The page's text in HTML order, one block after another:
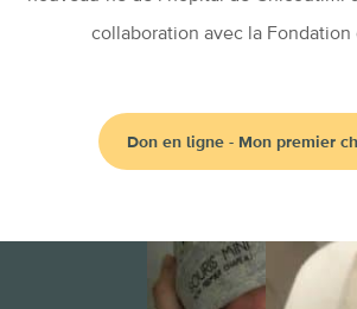
collaboration avec la Fondation
Don en ligne - Mon premier